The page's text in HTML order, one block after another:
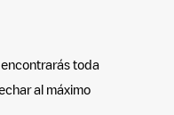
toda
al máximo